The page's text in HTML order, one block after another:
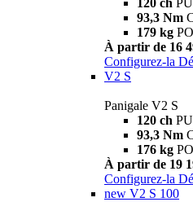
120 ch
93,3 Nm
179 kg
À partir de 16
Configurez-la
V2 S
Panigale V2 S
120 ch
93,3 Nm
176 kg
À partir de 19
Configurez-la
new V2 S 100